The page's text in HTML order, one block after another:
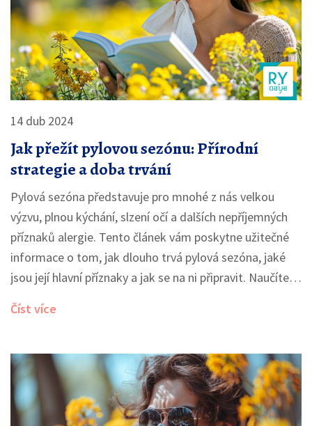
14 dub 2024
Jak přežít pylovou sezónu: Přírodní
strategie a doba trvání
Pylová sezóna představuje pro mnohé z nás velkou
výzvu, plnou kýchání, slzení očí a dalších nepříjemných
příznaků alergie. Tento článek vám poskytne užitečné
informace o tom, jak dlouho trvá pylová sezóna, jaké
jsou její hlavní příznaky a jak se na ni připravit. Naučíte
lépe zvládnout tuto dobu roku a snížit nepříjemné
Číst více